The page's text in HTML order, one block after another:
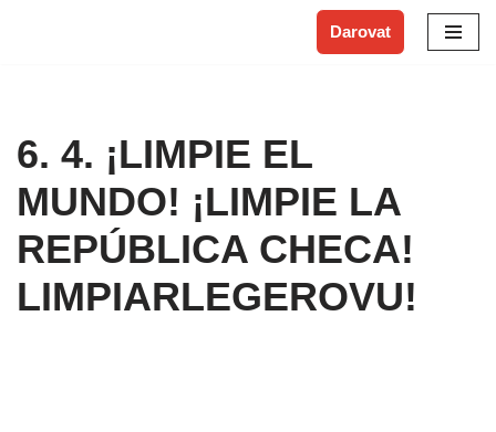
Darovat
6. 4. ¡LIMPIE EL
MUNDO! ¡LIMPIE LA
REPÚBLICA CHECA!
LIMPIARLEGEROVU!